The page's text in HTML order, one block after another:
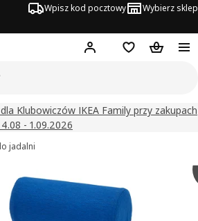
Wpisz kod pocztowy Wybierz sklep
Hej! Zaloguj się
Lista zakupowa
Koszyk
Klubowiczów IKEA Family przy zakupach
- 1.09.2026
jadalni